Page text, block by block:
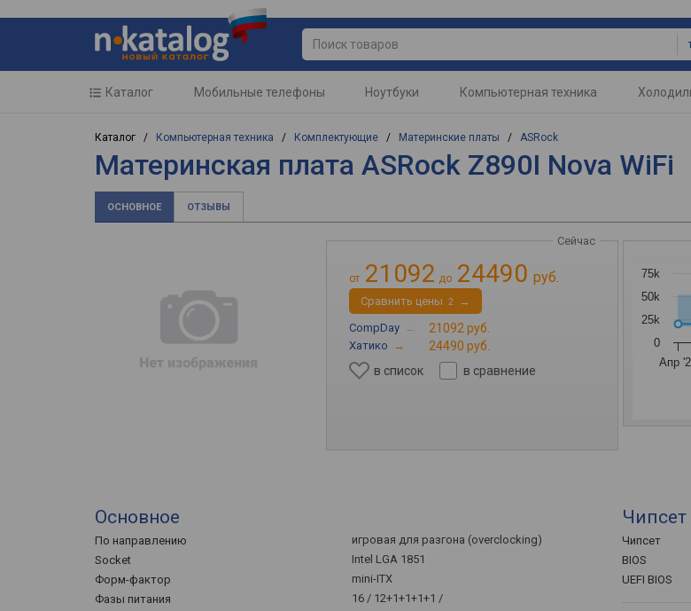
Каталог Мобильные телефоны Ноутбуки Компьютерная техника
Каталог / Компьютерная техника / Комплектующие / Материнские платы / ASRock
Материнская плата ASRock Z890I Nova WiFi
ОСНОВНОЕ ОТЗЫВЫ
от 21092 до 24490 руб.
Сейчас
Cравнить цены 2 →
CompDay → 21092 руб.
Хатико →
24490 руб.
в список
в сравнение
Апр
0
25k
50k
75k
Основное
По направлению
игровая для разгона (overclocking)
Socket
Intel LGA 1851
Форм-фактор
mini-ITX
Фазы питания
16 / 12+1+1+1+1 /
Чипсет
Чипсет
BIOS
UEFI BIOS